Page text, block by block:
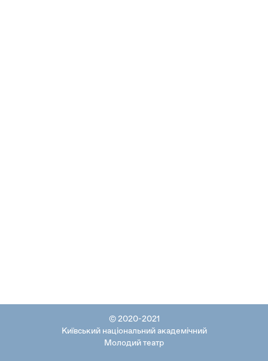
© 2020-2021
Київський національний академічний
Молодий театр